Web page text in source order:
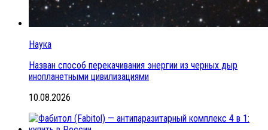
Наука
Назван способ перекачивания энергии из черных дыр
инопланетными цивилизациями
10.08.2026